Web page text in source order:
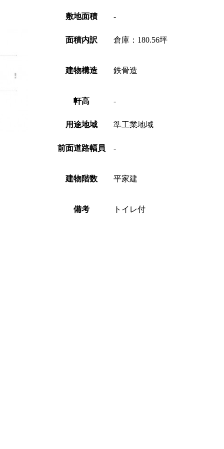
敷地面積 -
面積内訳 倉庫： 180.56坪
建物構造 鉄骨造
軒高 -
用途地域 準工業地域
前面道路幅員 -
建物階数 平家建
備考 トイレ付